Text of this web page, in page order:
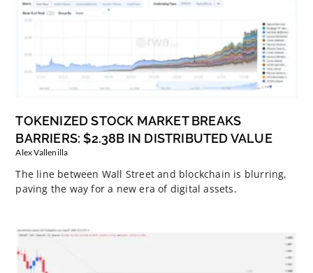
TOKENIZED STOCK MARKET BREAKS
BARRIERS: $2.38B IN DISTRIBUTED VALUE
Alex Vallenilla
The line between Wall Street and blockchain is blurring,
paving the way for a new era of digital assets.